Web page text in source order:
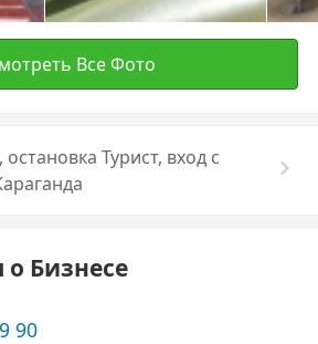
Все Фото
Турист, вход с
Бизнесе
90